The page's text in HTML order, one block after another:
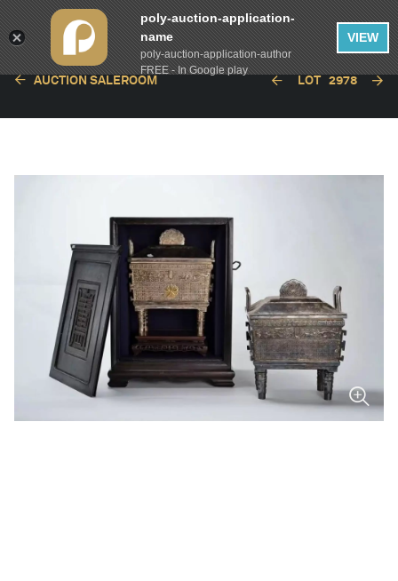
AUCTION SALEROOM LOT 2978
poly-auction-application-
name
poly-auction-application-author
FREE - In Google play
VIEW